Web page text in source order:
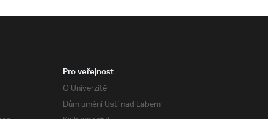
Pro veřejnost
O Univerzitě
Dům umění Ústí nad Labem